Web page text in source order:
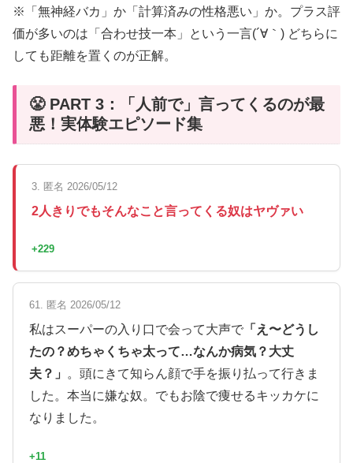
※「無神経バカ」か「計算済みの性格悪い」か。プラス評
価が多いのは「合わせ技一本」という一言(´∀｀) どちらに
しても距離を置くのが正解。
😤 PART 3：「人前で」言ってくるのが最
悪！実体験エピソード集
3. 匿名 2026/05/12
2人きりでもそんなこと言ってくる奴はヤヴァい
+229
61. 匿名 2026/05/12
私はスーパーの入り口で会って大声で 「え〜どうし
たの？めちゃくちゃ太って…なんか病気？大丈
夫？」
。頭にきて知らん顔で手を振り払って行きま
した。本当に嫌な奴。でもお陰で痩せるキッカケに
なりました。
+11